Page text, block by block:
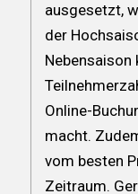
ausgesetzt,
der
Nebensaison
Online-
macht.
vom besten
Zeitraum.